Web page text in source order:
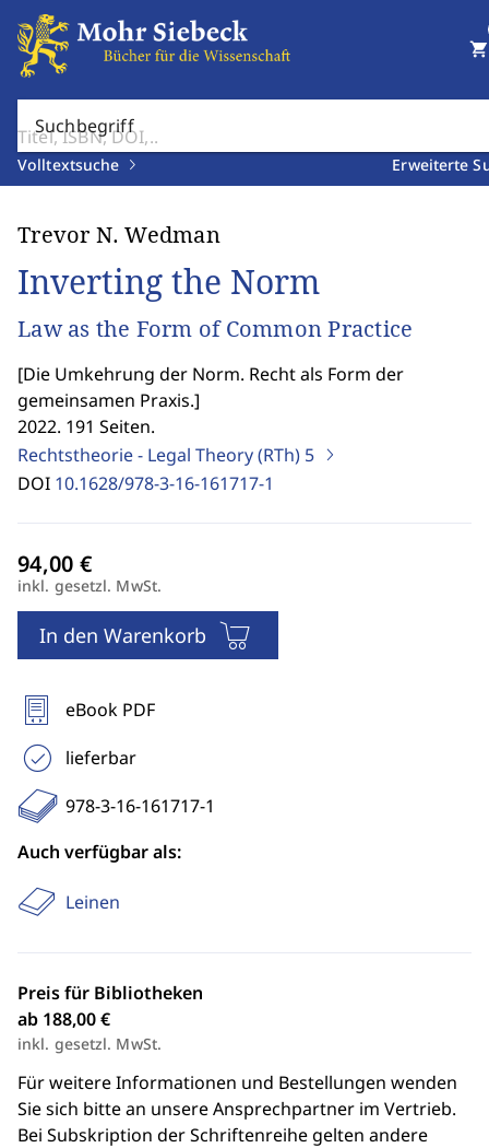
Suchbegriff
Volltextsuche Erweiterte
shopping_cart
Trevor N. Wedman
Inverting the Norm
Law as the Form of Common Practice
[Die Umkehrung der Norm. Recht als Form der
gemeinsamen Praxis.]
2022. 191 Seiten.
Rechtstheorie - Legal Theory (RTh) 5
DOI 10.1628/978-3-16-161717-1
inkl. gesetzl. MwSt.
In den Warenkorb
eBook PDF
lieferbar
978-3-16-161717-1
Auch verfügbar als:
Leinen
Preis für Bibliotheken
ab 188,00 €
inkl. gesetzl. MwSt.
Für weitere Informationen und Bestellungen wenden
Sie sich bitte an unsere Ansprechpartner im Vertrieb.
Bei Subskription der Schriftenreihe gelten andere